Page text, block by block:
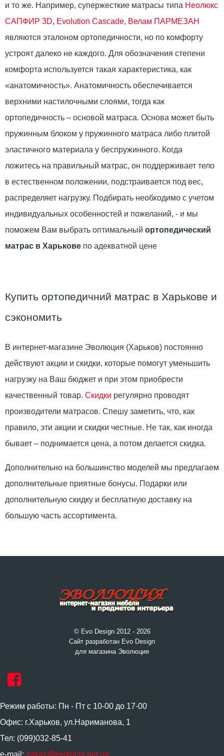
и то же. Например, супержесткие матрасы типа Неолюкс
САПФИР 3D, Evolution Cascade, Велам ПАРМЕЗАН
являются эталоном ортопедичности, но по комфорту
устроят далеко не каждого. Для обозначения степени
комфорта используется такая характеристика, как
«анатомичность». Анатомичность обеспечивается
верхними настилочными слоями, тогда как
ортопедичность – основой матраса. Основа может быть
пружинным блоком у пружинного матраса либо плитой
эластичного материала у беспружинного. Когда
ложитесь на правильный матрас, он поддерживает тело
в естественном положении, подстраивается под вес,
распределяет нагрузку. Подбирать необходимо с учетом
индивидуальных особенностей и пожеланий, - и мы
поможем Вам выбрать оптимальный ортопедический
матрас в Харькове по адекватной цене
Купить ортопедичний матрас в Харькове и
сэкономить
В интернет-магазине Эволюция (Харьков) постоянно
действуют акции и скидки, которые помогут уменьшить
нагрузку на Ваш бюджет и при этом приобрести
качественный товар. Скидки регулярно проводят
производители матрасов. Спешу заметить, что, как
правило, эти акции и скидки честные. Не так, как иногда
бывает – поднимается цена, а потом делается скидка.
Дополнительно на большинство моделей мы предлагаем
дополнительные приятные бонусы. Подарки или
дополнительную скидку и бесплатную доставку на
большую часть ассортимента.
© Evo Design 2012 - 2026
Сайт разработан Evo Design
для магазина Эволюция
Режим работы: Пн - Пт с 10-00 до 17-00
Офис: г.Харьков, ул.Нариманова, 1
Тел: (099)032-85-41
e-mail: zakaz@evolucia.net.ua